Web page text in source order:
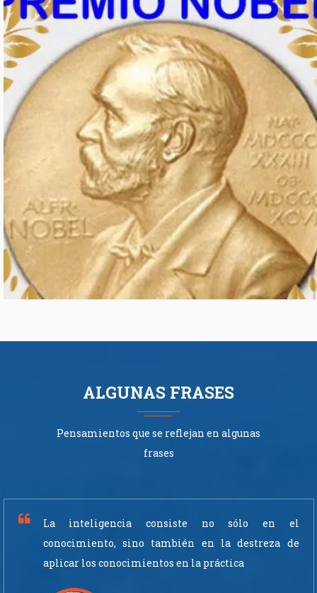
ALGUNAS FRASES
Pensamientos que se reflejan en algunas
frases
La inteligencia consiste no sólo en el
conocimiento, sino también en la destreza de
aplicar los conocimientos en la práctica